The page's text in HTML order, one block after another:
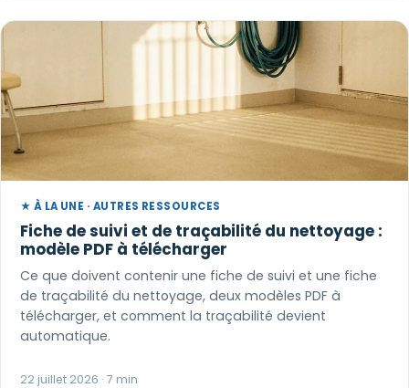
★ À LA UNE · AUTRES RESSOURCES
Fiche de suivi et de traçabilité du nettoyage :
modèle PDF à télécharger
Ce que doivent contenir une fiche de suivi et une fiche
de traçabilité du nettoyage, deux modèles PDF à
télécharger, et comment la traçabilité devient
automatique.
22 juillet 2026 · 7 min